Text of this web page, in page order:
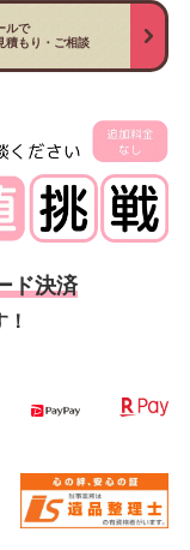
ルで
積もり・ご相談
ド決済